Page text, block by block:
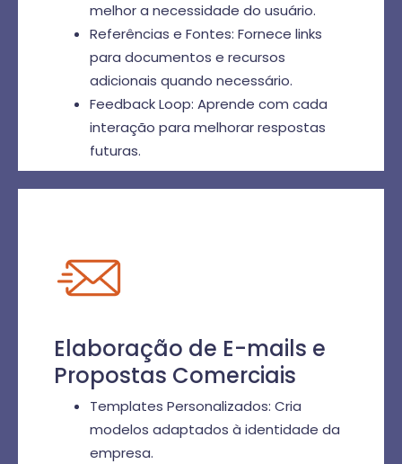
melhor a necessidade do usuário.
Referências e Fontes: Fornece links
para documentos e recursos
adicionais quando necessário.
Feedback Loop: Aprende com cada
interação para melhorar respostas
futuras.
Elaboração de E-mails e
Propostas Comerciais
Templates Personalizados: Cria
modelos adaptados à identidade da
empresa.